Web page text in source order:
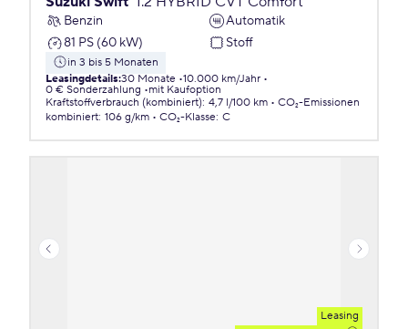
Benzin
Automatik
81 PS (60 kW)
Stoff
in 3 bis 5 Monaten
Leasingdetails:30 Monate 10.000 km/Jahr
0 € Sonderzahlung
mit Kaufoption
Kraftstoffverbrauch (kombiniert): 4,7 l/100 km
CO₂-Emissionen
kombiniert: 106 g/km CO₂-Klasse: C
Leasing